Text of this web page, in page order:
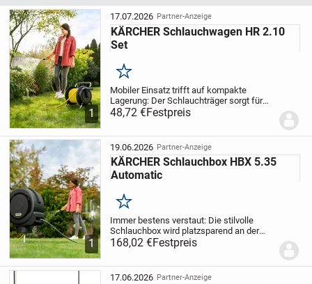
1
17.07.2026 Partner-Anzeige
KÄRCHER Schlauchwagen HR 2.10
Set
Merken
Mobiler Einsatz trifft auf kompakte
Lagerung: Der Schlauchträger sorgt für
eine komfortable Bewässerung und eine
platzsparende Aufbewahrung des
sind 10 Meter...
48,72 €Festpreis
1
19.06.2026 Partner-Anzeige
KÄRCHER Schlauchbox HBX 5.35
Automatic
Merken
Immer bestens verstaut: Die stilvolle
Schlauchbox wird platzsparend an der
Wand montiert und mit einem
Verbindungsschlauch an den
Wandhalterung ist die Schlauchbox...
168,02 €Festpreis
17.06.2026 Partner-Anzeige